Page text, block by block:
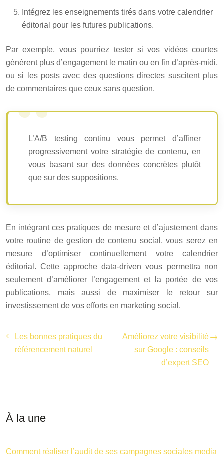
Intégrez les enseignements tirés dans votre calendrier
éditorial pour les futures publications.
Par exemple, vous pourriez tester si vos vidéos courtes
génèrent plus d’engagement le matin ou en fin d’après-midi,
ou si les posts avec des questions directes suscitent plus
de commentaires que ceux sans question.
L’A/B testing continu vous permet d’affiner
progressivement votre stratégie de contenu, en
vous basant sur des données concrètes plutôt
que sur des suppositions.
En intégrant ces pratiques de mesure et d’ajustement dans
votre routine de gestion de contenu social, vous serez en
mesure d’optimiser continuellement votre calendrier
éditorial. Cette approche data-driven vous permettra non
seulement d’améliorer l’engagement et la portée de vos
publications, mais aussi de maximiser le retour sur
investissement de vos efforts en marketing social.
Les bonnes pratiques du
référencement naturel
Améliorez votre visibilité
sur Google : conseils
d’expert SEO
À la une
Comment réaliser l’audit de ses campagnes sociales media